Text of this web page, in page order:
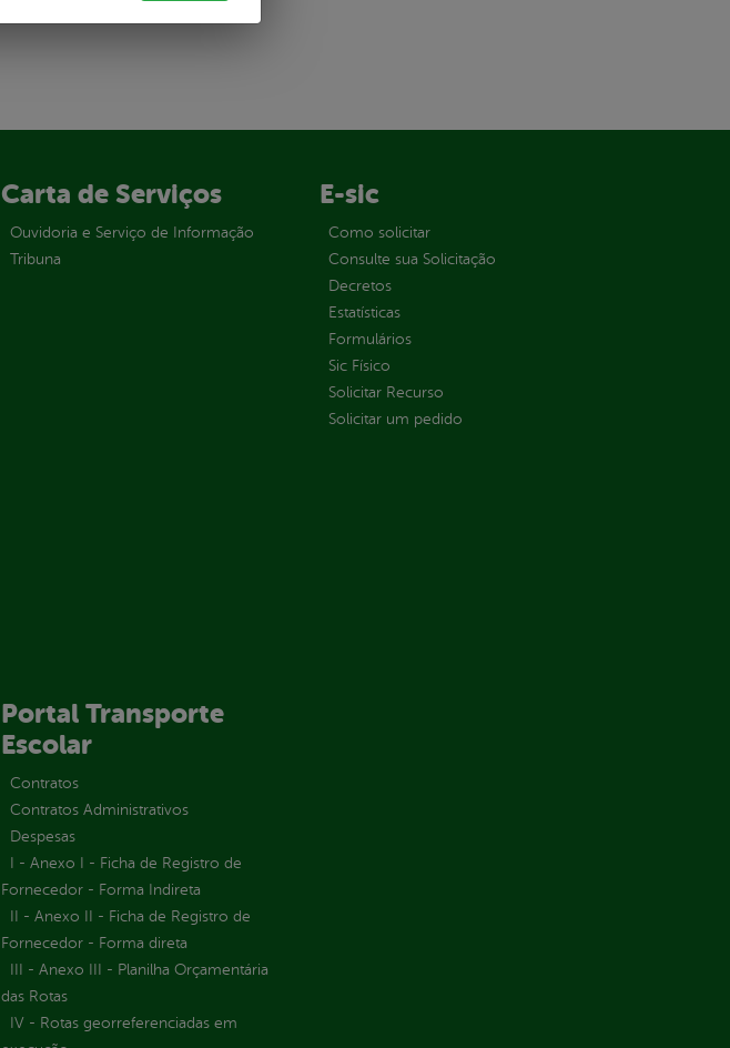
Carta de Serviços
Ouvidoria e Serviço de Informação
Tribuna
E-sic
Como solicitar
Consulte sua Solicitação
Decretos
Estatísticas
Formulários
Sic Físico
Solicitar Recurso
Solicitar um pedido
Portal Transporte
Escolar
Contratos
Contratos Administrativos
Despesas
I - Anexo I - Ficha de Registro de
Fornecedor - Forma Indireta
II - Anexo II - Ficha de Registro de
Fornecedor - Forma direta
III - Anexo III - Planilha Orçamentária
das Rotas
IV - Rotas georreferenciadas em